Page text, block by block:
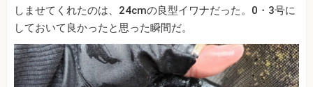
しませてくれたのは、24cmの良型イワナだった。0・3号に
しておいて良かったと思った瞬間だ。